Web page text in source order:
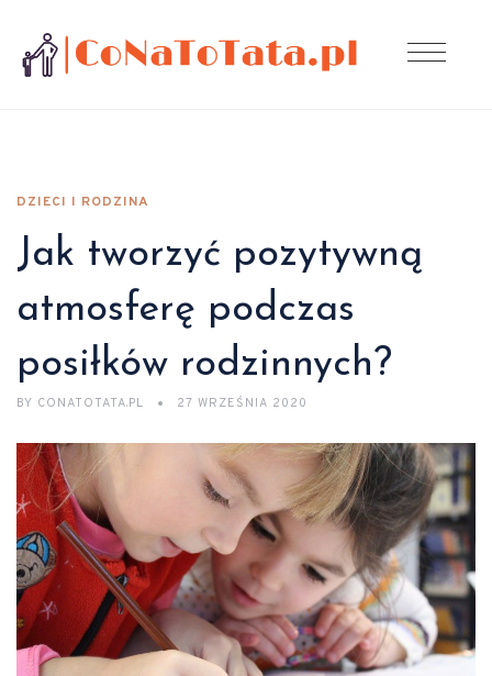
DZIECI I RODZINA
Jak tworzyć pozytywną
atmosferę podczas
posiłków rodzinnych?
BY CONATOTATA.PL 27 WRZEŚNIA 2020